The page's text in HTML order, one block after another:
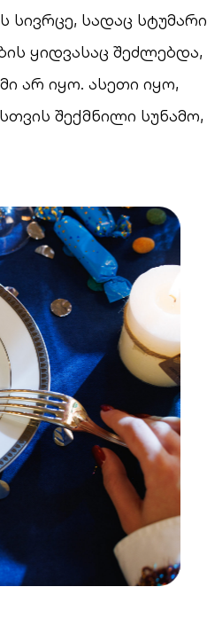
სადაც სტუმარი
ყიდვასაც შეძლებდა,
არ იყო. ასეთი იყო,
შექმნილი სუნამო,